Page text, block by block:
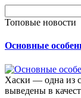
Топовые новости
Основные
Хаски — одна из
выведены в